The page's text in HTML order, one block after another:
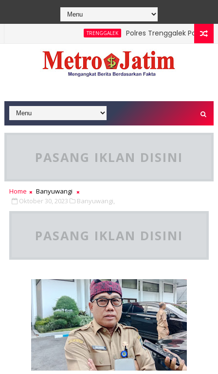
TRENGGALEK
Polres Trenggalek Padukan
Dipadamkan, Masyarakat Diimbau Hentikan Praktik
PASANG IKLAN DISINI
Home
Banyuwangi
Oktober 30, 2023
Banyuwangi,
PASANG IKLAN DISINI